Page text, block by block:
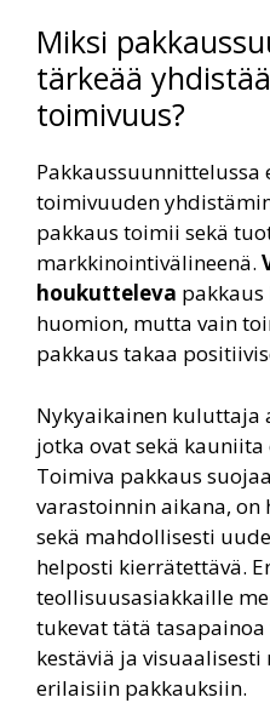
Miksi
tärkeää
toimivuus?
Pakkaussuunnittelussa
toimivuuden
pakkaus toimii sekä
markkinointivälineenä.
houkutteleva
huomion, mutta vain
pakkaus takaa
Nykyaikainen kuluttaja
jotka ovat sekä
Toimiva pakkaus
varastoinnin aikana, on
sekä mahdollisesti
helposti kierrätettävä.
teollisuusasiakkaille
tukevat tätä
kestäviä ja
erilaisiin pakkauksiin.